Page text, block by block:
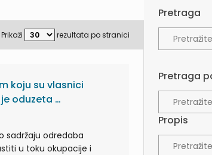
Prikaži rezultata po stranici
koju su vlasnici
oduzeta …
sadržaju odredaba
u toku okupacije i
Pretraga
Pretraga
Propis